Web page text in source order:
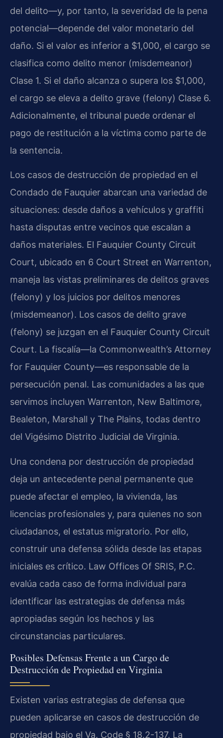
del delito—y, por tanto, la severidad de la pena
potencial—depende del valor monetario del
daño. Si el valor es inferior a $1,000, el cargo se
clasifica como delito menor (misdemeanor)
Clase 1. Si el daño alcanza o supera los $1,000,
el cargo se eleva a delito grave (felony) Clase 6.
Adicionalmente, el tribunal puede ordenar el
pago de restitución a la víctima como parte de
la sentencia.
Los casos de destrucción de propiedad en el
Condado de Fauquier abarcan una variedad de
situaciones: desde daños a vehículos y graffiti
hasta disputas entre vecinos que escalan a
daños materiales. El Fauquier County Circuit
Court, ubicado en 6 Court Street en Warrenton,
maneja las vistas preliminares de delitos graves
(felony) y los juicios por delitos menores
(misdemeanor). Los casos de delito grave
(felony) se juzgan en el Fauquier County Circuit
Court. La fiscalía—la Commonwealth’s Attorney
for Fauquier County—es responsable de la
persecución penal. Las comunidades a las que
servimos incluyen Warrenton, New Baltimore,
Bealeton, Marshall y The Plains, todas dentro
del Vigésimo Distrito Judicial de Virginia.
Una condena por destrucción de propiedad
deja un antecedente penal permanente que
puede afectar el empleo, la vivienda, las
licencias profesionales y, para quienes no son
ciudadanos, el estatus migratorio. Por ello,
construir una defensa sólida desde las etapas
iniciales es crítico. Law Offices Of SRIS, P.C.
evalúa cada caso de forma individual para
identificar las estrategias de defensa más
apropiadas según los hechos y las
circunstancias particulares.
Posibles Defensas Frente a un Cargo de
Destrucción de Propiedad en Virginia
Existen varias estrategias de defensa que
pueden aplicarse en casos de destrucción de
propiedad bajo el Va. Code § 18.2-137. La